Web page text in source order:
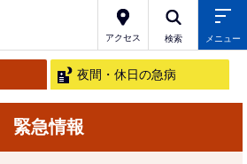
アクセス 検索 メニュー
夜間・休日の急病
緊急情報